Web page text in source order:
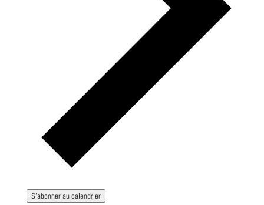
S’abonner au calendrier